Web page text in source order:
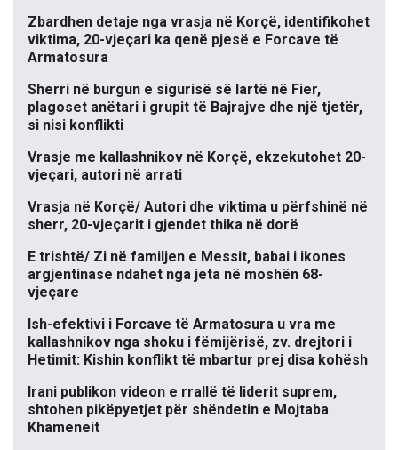
Zbardhen detaje nga vrasja në Korçë, identifikohet
viktima, 20-vjeçari ka qenë pjesë e Forcave të
Armatosura
Sherri në burgun e sigurisë së lartë në Fier,
plagoset anëtari i grupit të Bajrajve dhe një tjetër,
si nisi konflikti
Vrasje me kallashnikov në Korçë, ekzekutohet 20-
vjeçari, autori në arrati
Vrasja në Korçë/ Autori dhe viktima u përfshinë në
sherr, 20-vjeçarit i gjendet thika në dorë
E trishtë/ Zi në familjen e Messit, babai i ikones
argjentinase ndahet nga jeta në moshën 68-
vjeçare
Ish-efektivi i Forcave të Armatosura u vra me
kallashnikov nga shoku i fëmijërisë, zv. drejtori i
Hetimit: Kishin konflikt të mbartur prej disa kohësh
Irani publikon videon e rrallë të liderit suprem,
shtohen pikëpyetjet për shëndetin e Mojtaba
Khameneit